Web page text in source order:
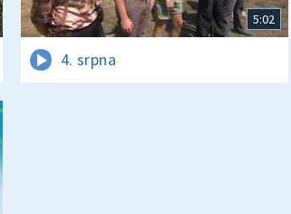
5:02
4. srpna